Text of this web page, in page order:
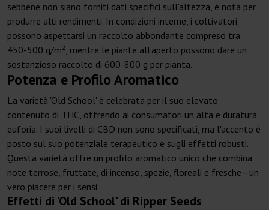
sebbene non siano forniti dati specifici sull'altezza, è nota per
produrre alti rendimenti. In condizioni interne, i coltivatori
possono aspettarsi un raccolto abbondante compreso tra
450-500 g/m², mentre le piante all'aperto possono dare un
sostanzioso raccolto di 600-800 g per pianta.
Potenza e Profilo Aromatico
La varietà 'Old School' è celebrata per il suo elevato
contenuto di THC, offrendo ai consumatori un alta e duratura
euforia. I suoi livelli di CBD non sono specificati, ma l'accento è
posto sul suo potenziale terapeutico e sugli effetti robusti.
Questa varietà offre un profilo aromatico unico che combina
note terrose, fruttate, di incenso, spezie, floreali e fresche—un
vero piacere per i sensi.
Effetti di 'Old School' di Ripper Seeds